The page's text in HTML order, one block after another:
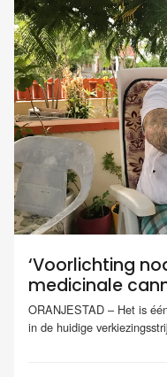
‘Voorlichting
medicinale
ORANJESTAD – Het is
in de huidige